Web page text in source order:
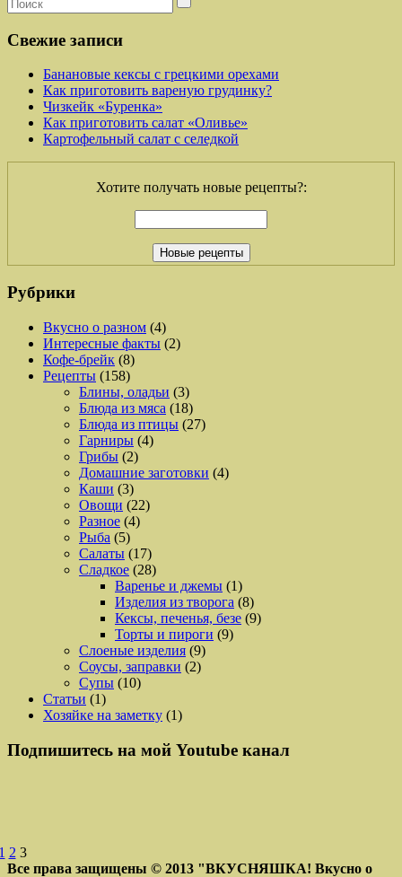
Свежие записи
Банановые кексы с грецкими орехами
Как приготовить вареную грудинку?
Чизкейк «Буренка»
Как приготовить салат «Оливье»
Картофельный салат с селедкой
Хотите получать новые рецепты?:
Рубрики
Вкусно о разном (4)
Интересные факты (2)
Кофе-брейк (8)
Рецепты (158)
Блины, оладьи (3)
Блюда из мяса (18)
Блюда из птицы (27)
Гарниры (4)
Грибы (2)
Домашние заготовки (4)
Каши (3)
Овощи (22)
Разное (4)
Рыба (5)
Салаты (17)
Сладкое (28)
Варенье и джемы (1)
Изделия из творога (8)
Кексы, печенья, безе (9)
Торты и пироги (9)
Слоеные изделия (9)
Соусы, заправки (2)
Супы (10)
Статьи (1)
Хозяйке на заметку (1)
Подпишитесь на мой Youtube канал
2 3
Все права защищены © 2013 "ВКУСНЯШКА! Вкусно о